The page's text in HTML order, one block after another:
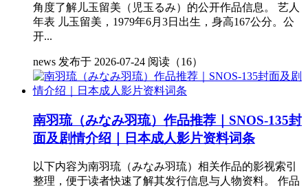
角度了解儿玉留美（児玉るみ）的公开作品信息。 艺人
年表 儿玉留美，1979年6月3日出生，身高167公分。公
开...
news 发布于 2026-07-24 阅读（16）
南羽琉（みなみ羽琉）作品推荐｜SNOS-135封
面及剧情介绍｜日本成人影片资料词条
以下内容为南羽琉（みなみ羽琉）相关作品的影视索引
整理，便于读者快速了解其发行信息与人物资料。 作品